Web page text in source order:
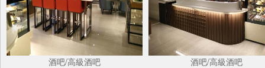
酒吧/高級酒吧 酒吧/高級酒吧